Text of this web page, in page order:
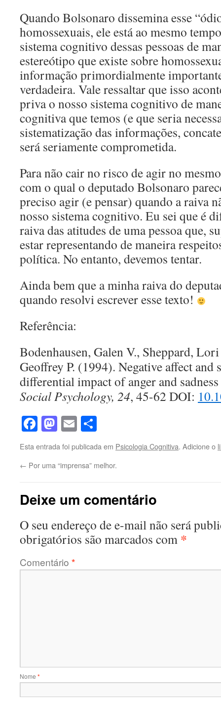
Quando Bolsonaro dissemina esse
homossexuais, ele está ao mesmo
sistema cognitivo dessas pessoas de
estereótipo que existe sobre
informação primordialmente
verdadeira. Vale ressaltar que isso
priva o nosso sistema cognitivo de
cognitiva que temos (e que seria
sistematização das informações,
será seriamente comprometida.
Para não cair no risco de agir no
com o qual o deputado Bolsonaro
preciso agir (e pensar) quando a raiva
nosso sistema cognitivo. Eu sei que é
raiva das atitudes de uma pessoa que,
estar representando de maneira
política. No entanto, devemos tentar.
Ainda bem que a minha raiva do
quando resolvi escrever esse texto!
Referência:
Bodenhausen, Galen V., Sheppard,
Geoffrey P. (1994). Negative affect and
differential impact of anger and sadness
Social Psychology, 24, 45-62 DOI:
Facebook
Mastodon
Email
Esta entrada foi publicada em Psicologia Cognitiva. Adicione o
← Por uma “imprensa” melhor.
Deixe um comentário
O seu endereço de e-mail não será
obrigatórios são marcados com *
Comentário *
Nome *